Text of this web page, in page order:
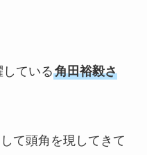
ている角田裕毅さ
て頭角を現してきて